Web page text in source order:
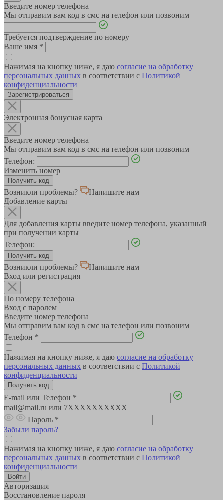
Введите номер телефона
Мы отправим вам код в смс на телефон или позвоним
Требуется подтверждение по номеру
Ваше имя *
Нажимая на кнопку ниже, я даю согласие на обработку
персональных данных в соответствии с Политикой
конфиденциальности
Зарегистрироваться
Электронная бонусная карта
Введите номер телефона
Мы отправим вам код в смс на телефон или позвоним
Телефон:
Изменить номер
Возникли проблемы?
Напишите нам
Добавление карты
Для добавления карты введите номер телефона, указанный
при получении карты
Телефон:
Возникли проблемы?
Напишите нам
Вход или регистрация
По номеру телефона
Вход с паролем
Введите номер телефона
Мы отправим вам код в смс на телефон или позвоним
Телефон *
Нажимая на кнопку ниже, я даю согласие на обработку
персональных данных в соответствии с Политикой
конфиденциальности
E-mail или Телефон *
mail@mail.ru или 7XXXXXXXXXX
Пароль *
Забыли пароль?
Нажимая на кнопку ниже, я даю согласие на обработку
персональных данных в соответствии с Политикой
конфиденциальности
Авторизация
Восстановление пароля